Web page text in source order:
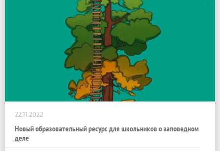
22.11.2022
Новый образовательный ресурс для школьников о заповедном
деле